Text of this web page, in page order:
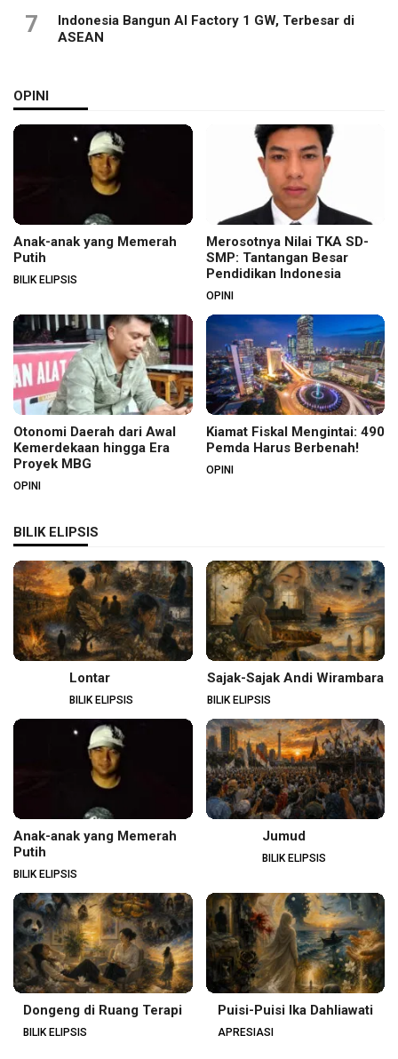
7
Indonesia Bangun AI Factory 1 GW, Terbesar di
ASEAN
OPINI
Anak-anak yang Memerah
Putih
BILIK ELIPSIS
Merosotnya Nilai TKA SD-
SMP: Tantangan Besar
Pendidikan Indonesia
OPINI
Otonomi Daerah dari Awal
Kemerdekaan hingga Era
Proyek MBG
OPINI
Kiamat Fiskal Mengintai: 490
Pemda Harus Berbenah!
OPINI
BILIK ELIPSIS
Lontar
BILIK ELIPSIS
Sajak-Sajak Andi Wirambara
BILIK ELIPSIS
Anak-anak yang Memerah
Putih
BILIK ELIPSIS
Jumud
BILIK ELIPSIS
Dongeng di Ruang Terapi
BILIK ELIPSIS
Puisi-Puisi Ika Dahliawati
APRESIASI